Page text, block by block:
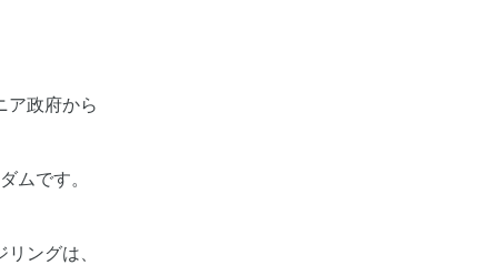
ア政府から
ムです。
ングは、